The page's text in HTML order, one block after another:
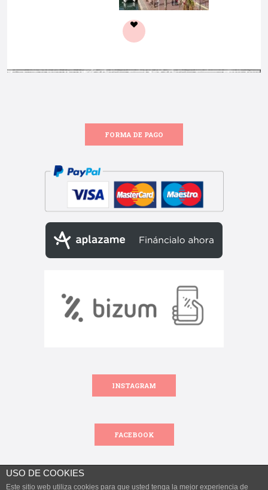
FORMA DE PAGO
INSTAGRAM
FACEBOOK
USO DE COOKIES
Este sitio web utiliza cookies para que usted tenga la mejor experiencia de